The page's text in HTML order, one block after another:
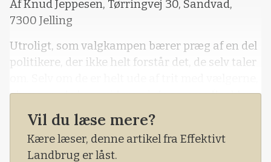
Af Knud Jeppesen, Tørringvej 30, Sandvad,
7300 Jelling
Utroligt, som valgkampen bærer præg af en del
politikere, der ikke helt forstår det, de selv taler
»bræger« de bare videre på de samme floskler
og fordummende udsagn.
- Buuh-råb til politikerne for det
Vil du læse mere?
Kære læser, denne artikel fra Effektivt
Landbrug er låst.